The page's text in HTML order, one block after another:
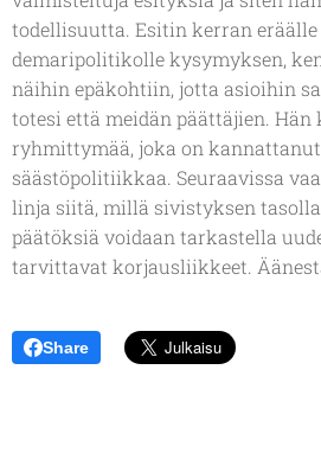
todellisuutta. Esitin kerran
demaripolitikolle kysymyksen,
näihin epäkohtiin, jotta asioihin
totesi että meidän päättäjien.
ryhmittymää, joka on
säästöpolitiikkaa. Seuraavissa
linja siitä, millä sivistyksen
päätöksiä voidaan tarkastella
tarvittavat korjausliikkeet.
Share